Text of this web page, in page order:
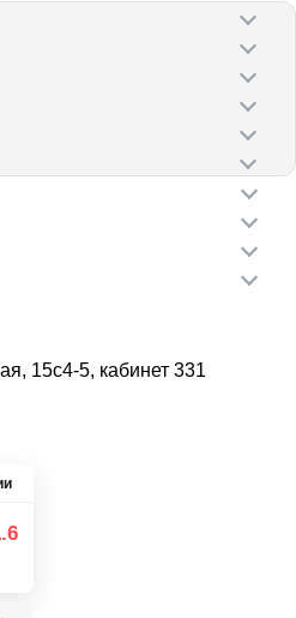
15с4-5, кабинет 331